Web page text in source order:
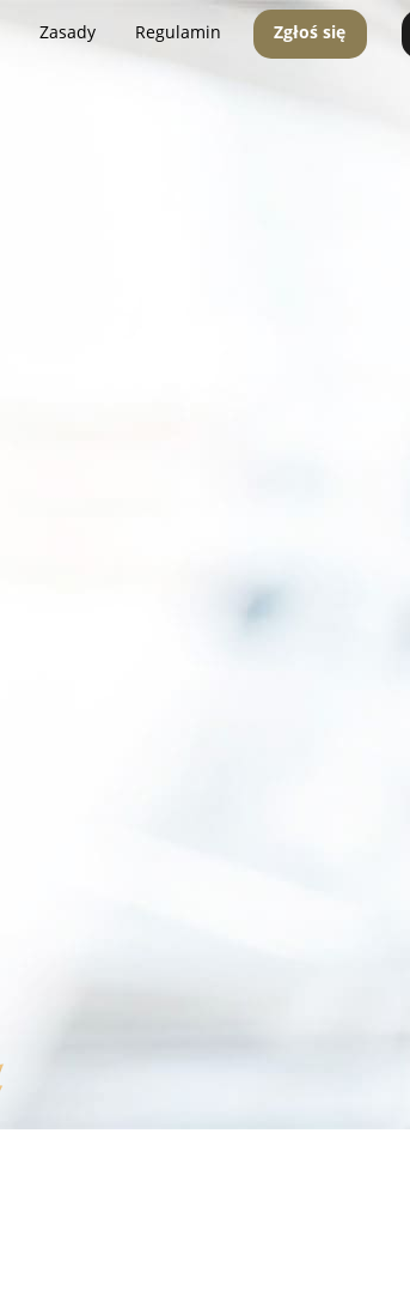
Zasady Regulamin Zgłoś się